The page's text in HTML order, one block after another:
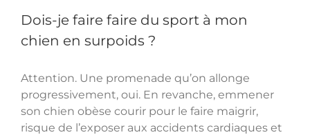
Dois-je faire faire du sport à mon
chien en surpoids ?
Attention. Une promenade qu’on allonge
progressivement, oui. En revanche, emmener
son chien obèse courir pour le faire maigrir,
risque de l’exposer aux accidents cardiaques et